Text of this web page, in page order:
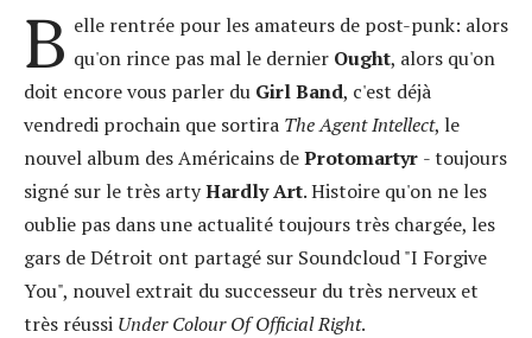
B elle rentrée pour les amateurs de post-punk: alors
qu'on rince pas mal le dernier Ought, alors qu'on
doit encore vous parler du Girl Band, c'est déjà
vendredi prochain que sortira The Agent Intellect, le
nouvel album des Américains deProtomartyr - toujours
signé sur le très artyHardly Art. Histoire qu'on ne les
oublie pas dans une actualité toujours très chargée, les
gars de Détroit ont partagé sur Soundcloud "I Forgive
You", nouvel extrait du successeur du très nerveux et
très réussi Under Colour Of Official Right.